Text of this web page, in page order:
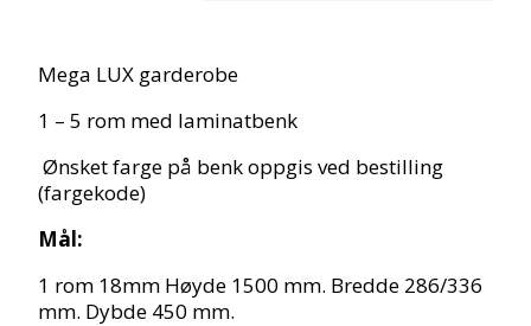
Mega LUX garderobe
1 – 5 rom med laminatbenk
Ønsket farge på benk oppgis ved bestilling
(fargekode)
Mål:
1 rom 18mm Høyde 1500 mm. Bredde 286/336
mm. Dybde 450 mm.